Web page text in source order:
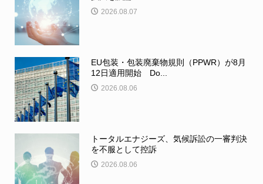
2026.08.07
EU包装・包装廃棄物規則（PPWR）が8月
12日適用開始 Do...
2026.08.06
トータルエナジーズ、気候訴訟の一審判決
を不服として控訴
2026.08.06